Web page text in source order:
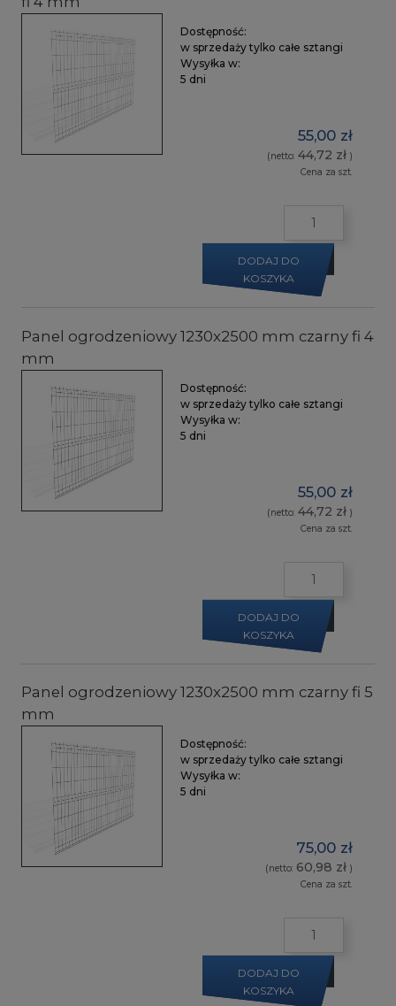
Dostępność:
w sprzedaży tylko całe sztangi
Wysyłka w:
5 dni
55,00 zł
(netto: 44,72 zł )
Cena za szt.
DODAJ DO
KOSZYKA
Panel ogrodzeniowy 1230x2500 mm czarny fi 4
mm
Dostępność:
w sprzedaży tylko całe sztangi
Wysyłka w:
5 dni
55,00 zł
(netto: 44,72 zł )
Cena za szt.
DODAJ DO
KOSZYKA
Panel ogrodzeniowy 1230x2500 mm czarny fi 5
mm
Dostępność:
w sprzedaży tylko całe sztangi
Wysyłka w:
5 dni
75,00 zł
(netto: 60,98 zł )
Cena za szt.
DODAJ DO
KOSZYKA